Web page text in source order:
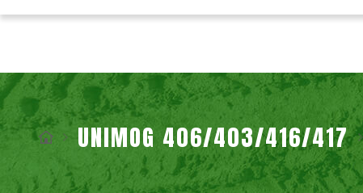
UNIMOG 406/403/416/417